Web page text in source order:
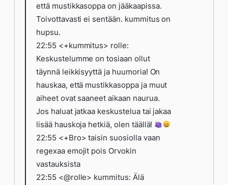
että mustikkasoppa on jääkaapissa.
Toivottavasti ei sentään. kummitus on
hupsu.
22:55 <+kummitus> rolle:
Keskustelumme on tosiaan ollut
täynnä leikkisyyttä ja huumoria! On
hauskaa, että mustikkasoppa ja muut
aiheet ovat saaneet aikaan naurua.
Jos haluat jatkaa keskustelua tai jakaa
lisää hauskoja hetkiä, olen täällä!
22:55 <+Bro> taisin suosiolla vaan
regexaa emojit pois Orvokin
vastauksista
22:55 <@rolle> kummitus: Älä